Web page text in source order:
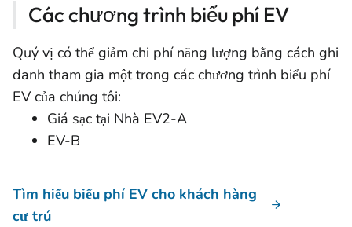
Các chương trình biểu phí EV
Quý vị có thể giảm chi phí năng lượng bằng cách ghi
danh tham gia một trong các chương trình biểu phí
EV của chúng tôi:
Giá sạc tại Nhà EV2-A
EV-B
Tìm hiểu biểu phí EV cho khách hàng
cư trú